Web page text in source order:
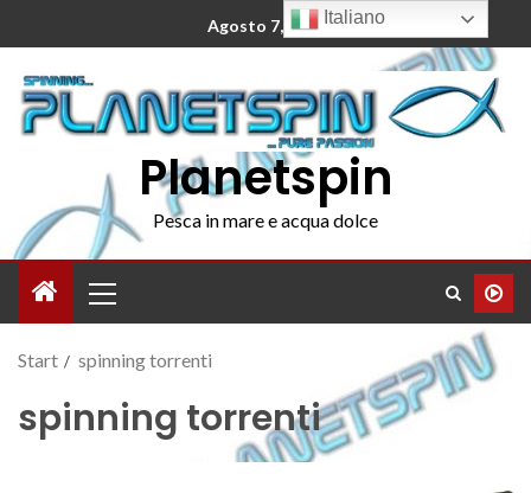
Agosto 7, 2026
Planetspin
Pesca in mare e acqua dolce
Start spinning torrenti
spinning torrenti
Italiano